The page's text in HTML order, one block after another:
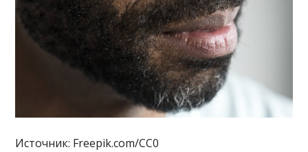
Источник: Freepik.com/CC0